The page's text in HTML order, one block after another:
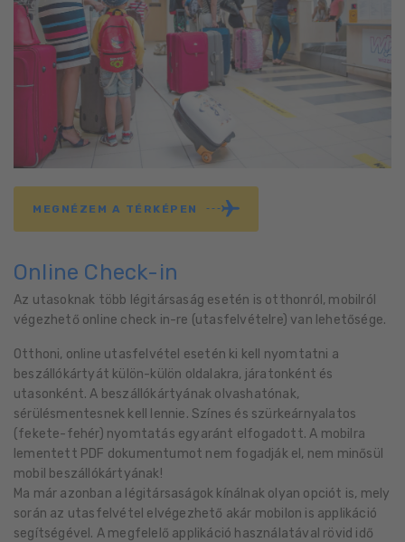
MEGNÉZEM A TÉRKÉPEN
Online Check-in
Az utasoknak több légitársaság esetén is otthonról, mobilról
végezhető online check in-re (utasfelvételre) van lehetősége.
Otthoni, online utasfelvétel esetén ki kell nyomtatni a
beszállókártyát külön-külön oldalakra, járatonként és
utasonként. A beszállókártyának olvashatónak,
sérülésmentesnek kell lennie. Színes és szürkeárnyalatos
(fekete-fehér) nyomtatás egyaránt elfogadott. A mobilra
lementett PDF dokumentumot nem fogadják el, nem minősül
mobil beszállókártyának!
Ma már azonban a légitársaságok kínálnak olyan opciót is, mely
során az utasfelvétel elvégezhető akár mobilon is applikáció
segítségével. A megfelelő applikáció használatával rövid idő